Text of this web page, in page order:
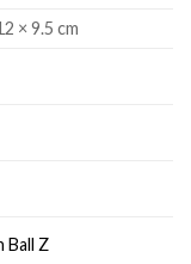
× 9.5 cm
Ball Z